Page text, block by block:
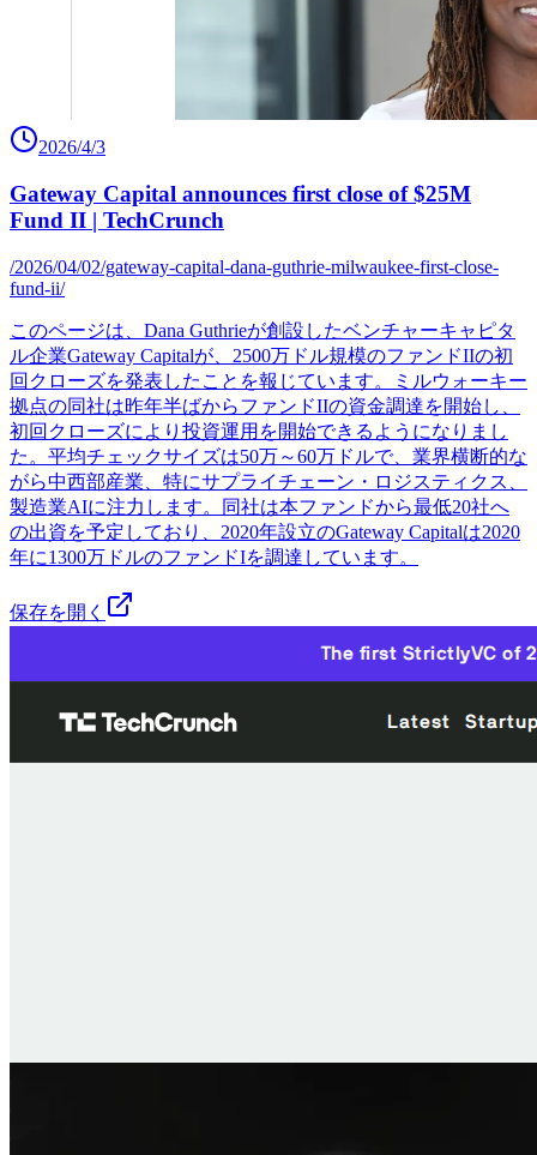
2026/4/3
Gateway Capital announces first close of $25M
Fund II | TechCrunch
/2026/04/02/gateway-capital-dana-guthrie-milwaukee-first-close-
fund-ii/
このページは、Dana Guthrieが創設したベンチャーキャピタ
ル企業Gateway Capitalが、2500万ドル規模のファンドIIの初
回クローズを発表したことを報じています。ミルウォーキー
拠点の同社は昨年半ばからファンドIIの資金調達を開始し、
初回クローズにより投資運用を開始できるようになりまし
た。平均チェックサイズは50万～60万ドルで、業界横断的な
がら中西部産業、特にサプライチェーン・ロジスティクス、
製造業AIに注力します。同社は本ファンドから最低20社へ
の出資を予定しており、2020年設立のGateway Capitalは2020
年に1300万ドルのファンドIを調達しています。
保存を開く